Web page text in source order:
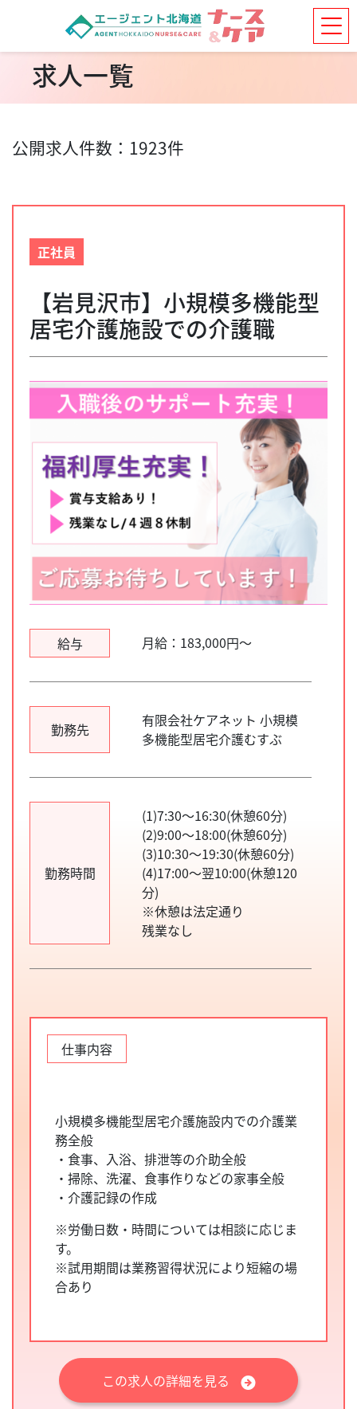
求人一覧
公開求人件数：1923件
正社員
【岩見沢市】小規模多機能型
居宅介護施設での介護職
給与 月給：183,000円～
勤務先
有限会社ケアネット 小規模
多機能型居宅介護むすぶ
勤務時間
(1)7:30～16:30(休憩60分)
(2)9:00～18:00(休憩60分)
(3)10:30～19:30(休憩60分)
(4)17:00～翌10:00(休憩120
分)
※休憩は法定通り
残業なし
仕事内容
小規模多機能型居宅介護施設内での介護業
務全般
・食事、入浴、排泄等の介助全般
・掃除、洗濯、食事作りなどの家事全般
・介護記録の作成
※労働日数・時間については相談に応じま
す。
※試用期間は業務習得状況により短縮の場
合あり
この求人の詳細を見る